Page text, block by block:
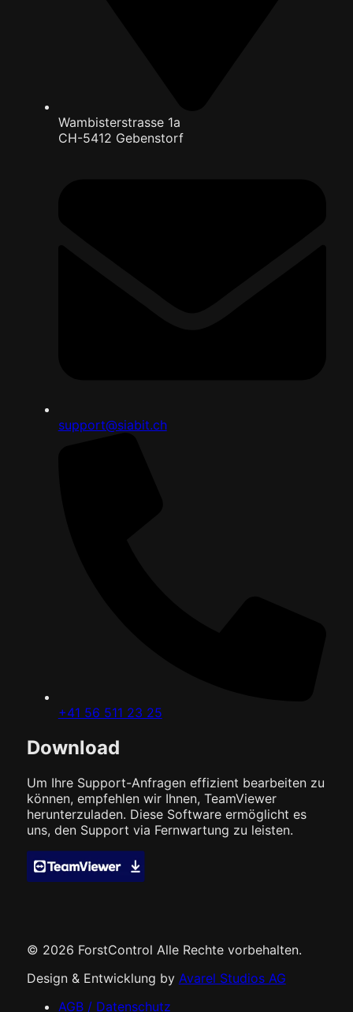
Wambisterstrasse 1a
CH-5412 Gebenstorf
support@siabit.ch
+41 56 511 23 25
Download
Um Ihre Support-Anfragen effizient bearbeiten zu
können, empfehlen wir Ihnen, TeamViewer
herunterzuladen. Diese Software ermöglicht es
uns, den Support via Fernwartung zu leisten.
© 2026 ForstControl Alle Rechte vorbehalten.
Design & Entwicklung by Avarel Studios AG
AGB / Datenschutz